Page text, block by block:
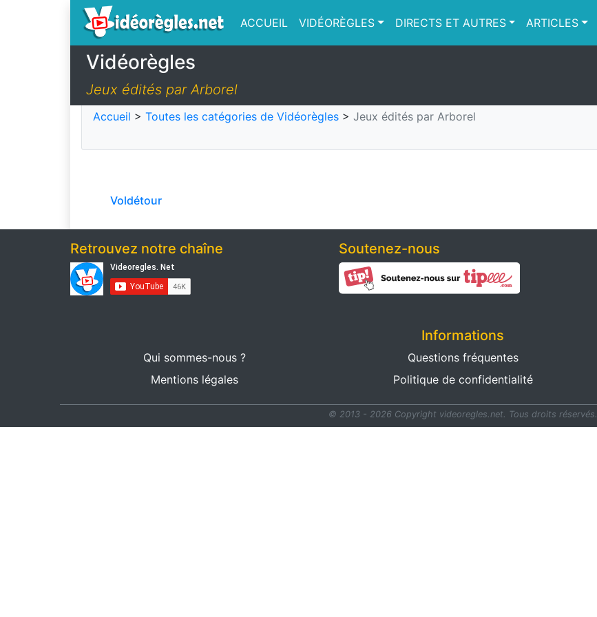
ACCUEIL VIDÉORÈGLES DIRECTS ET AUTRES ARTICLES
Vidéorègles
Jeux édités par Arborel
Accueil > Toutes les catégories de Vidéorègles > Jeux édités par Arborel
Voldétour
Retrouvez notre chaîne Soutenez-nous
Informations
Qui sommes-nous ? Questions fréquentes
Mentions légales
Politique de confidentialité
© 2013 - 2026 Copyright videoregles.net. Tous droits réservés.